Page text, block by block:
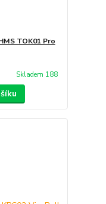
TOK01 Pro
Skladem 188